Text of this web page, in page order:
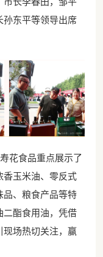
孙东平等领导出席
花食品重点展示了
香玉米油、零反式
品、粮食产品等特
酯食用油，凭借
现场热切关注，赢